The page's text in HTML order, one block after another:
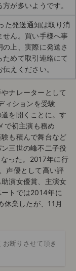
方が多いようです。
た発送通知は取り消
せん。買い手様へ事
の上、実際に発送さ
ためて取引連絡にて
えください。
ナレーターとして
ィションを受験
を開くことに。す
で初主演も務め
も積んで舞台など
三世の峰不二子役
った。2017年に行
声優として高い評
演女優賞、主演女
トでは2014年に
業したが、11月
断りさせて頂き